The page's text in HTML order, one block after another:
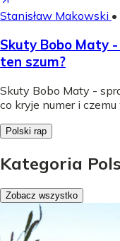
Stanisław Makowski •
Skuty Bobo Maty
ten szum?
Skuty Bobo Maty -
co kryje numer i
Polski rap
Kategoria
Zobacz wszystko